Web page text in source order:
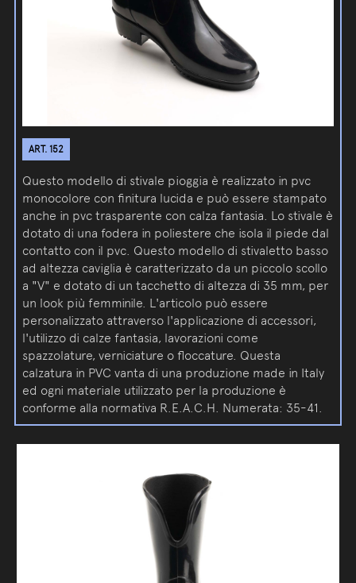
ART. 152
Questo modello di stivale pioggia è realizzato in pvc
monocolore con finitura lucida e può essere stampato
anche in pvc trasparente con calza fantasia. Lo stivale è
dotato di una fodera in poliestere che isola il piede dal
contatto con il pvc. Questo modello di stivaletto basso
ad altezza caviglia è caratterizzato da un piccolo scollo
a "V" e dotato di un tacchetto di altezza di 35 mm, per
un look più femminile. L'articolo può essere
personalizzato attraverso l'applicazione di accessori,
l'utilizzo di calze fantasia, lavorazioni come
spazzolature, verniciature o floccature. Questa
calzatura in PVC vanta di una produzione made in Italy
ed ogni materiale utilizzato per la produzione è
conforme alla normativa R.E.A.C.H. Numerata: 35-41.